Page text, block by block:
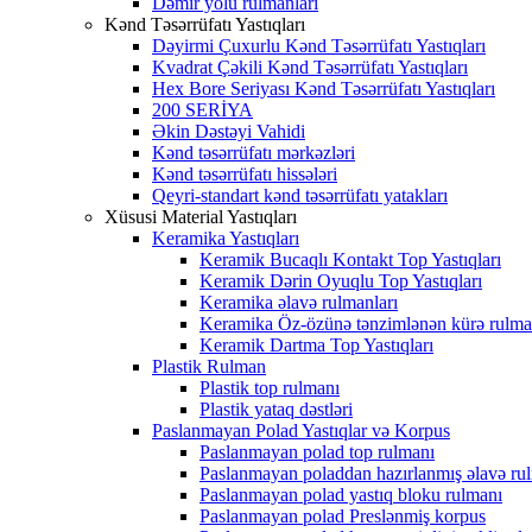
Kənd Təsərrüfatı Yastıqları
Dəyirmi Çuxurlu Kənd Təsərrüfatı Yastıqları
Kvadrat Çəkili Kənd Təsərrüfatı Yastıqları
Hex Bore Seriyası Kənd Təsərrüfatı Yastıqları
200 SERİYA
Əkin Dəstəyi Vahidi
Kənd təsərrüfatı mərkəzləri
Kənd təsərrüfatı hissələri
Qeyri-standart kənd təsərrüfatı yatakları
Xüsusi Material Yastıqları
Keramika Yastıqları
Keramik Bucaqlı Kontakt Top Yastıqları
Keramik Dərin Oyuqlu Top Yastıqları
Keramika əlavə rulmanları
Keramika Öz-özünə tənzimlənən kürə
Keramik Dartma Top Yastıqları
Plastik Rulman
Plastik top rulmanı
Plastik yataq dəstləri
Paslanmayan Polad Yastıqlar və Korpus
Paslanmayan polad top rulmanı
Paslanmayan poladdan hazırlanmış əlavə
Paslanmayan polad yastıq bloku rulmanı
Paslanmayan polad Preslənmiş korpus